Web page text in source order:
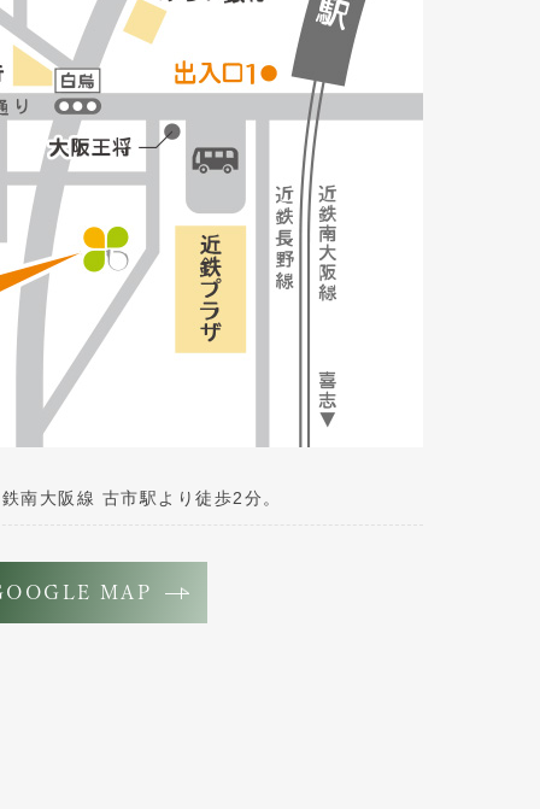
南大阪線 古市駅より徒歩2分。
MAP